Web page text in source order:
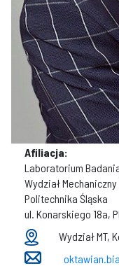
Afiliacja:
Laboratorium
Wydział
Politechnika Śląska
ul. Konarskiego 18a,
Wydział MT,